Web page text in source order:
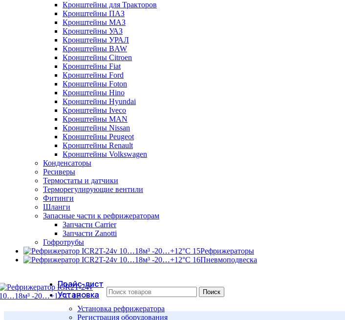
Кронштейны для Тракторов
Кронштейны ПАЗ
Кронштейны МАЗ
Кронштейны УАЗ
Кронштейны УРАЛ
Кронштейны BAW
Кронштейны Citroen
Кронштейны Fiat
Кронштейны Ford
Кронштейны Foton
Кронштейны Hino
Кронштейны Hyundai
Кронштейны Iveco
Кронштейны MAN
Кронштейны Nissan
Кронштейны Peugeot
Кронштейны Renault
Кронштейны Volkswagen
Конденсаторы
Ресиверы
Термостаты и датчики
Терморегулирующие вентили
Фитинги
Шланги
Запасные части к рефрижераторам
Запчасти Carrier
Запчасти Zanotti
Гофротрубы
Рефрижераторы
Пневмоподвеска
Поиск
Прайс-лист
Установка
Установка рефрижератора
Регистрация оборудования